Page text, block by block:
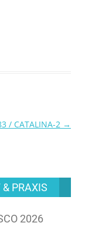
/ CATALINA-2 →
PRAXIS
2026